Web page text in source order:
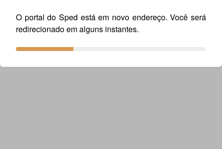
O portal do Sped está em novo endereço. Você será
redirecionado em alguns instantes.